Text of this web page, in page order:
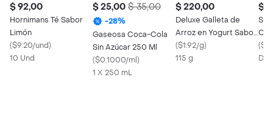
$ 92,00
Hornimans Té Sabor
Limón
($9.20/und)
10 Und
$ 25,00 $ 35,00
-28%
Gaseosa Coca-Cola
Sin Azúcar 250 Ml
($0.1000/ml)
1 X 250 mL
$ 220,00
Deluxe Galleta de
Arroz en Yogurt Sabor
Frutilla
($1.92/g)
115 g
$
(